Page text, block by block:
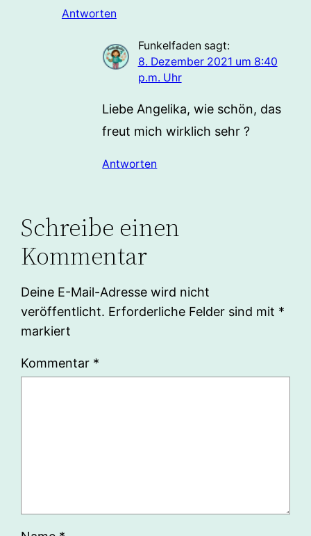
Antworten
Funkelfaden sagt:
8. Dezember 2021 um 8:40
p.m. Uhr
Liebe Angelika, wie schön, das
freut mich wirklich sehr ?
Antworten
Schreibe einen
Kommentar
Deine E-Mail-Adresse wird nicht
veröffentlicht. Erforderliche Felder sind mit *
markiert
Kommentar *